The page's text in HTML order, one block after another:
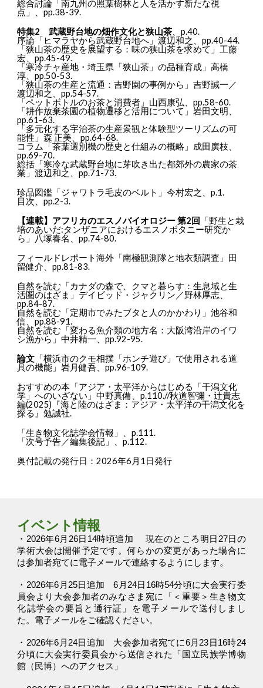
総合討論「南九州の照葉樹林と人を活かす新たな視
点」、pp.38-39.
特集2 武蔵野台地の畑作文化と狭山茶 、p.40.
序論「ヒマラヤから武蔵野台地へ」渡辺和之、pp.40-44.
「狭山茶の歴史を展望する：味の狭山茶を求めて」工藤
宏、pp.45-49.
「寒冷チャ産地・埼玉県「狭山茶」の品種育成」高橋
淳、pp.50-53.
「狭山茶の生産と流通：吉野園の事例から」吉野誠一／
渡辺和之、pp.54-57.
「ペットボトルのお茶と消費者」山西康弘、pp.58-60.
「耕作放棄茶園の植物遷移と活用について」岩田文明、
pp.61-63.
「多元化する宇治茶の生産景観と体験型ツーリズムの可
能性」森 正美、pp.64-68.
コラム「茶葉選別機の歴史と仕組みの概略」成田廣枝、
pp.69-70.
総括「寒冷な武蔵野台地に芽吹き出た都郊外の農家の茶
業」渡辺和之、pp.71-73.
珍品図鑑「ジャワトラ毛皮のベルト」今村宏之、p.1.
目次、pp.2-3.
【連載】アフリカのエスノバイオロジー 第2回
「野生と栽
培のあいだ:タンザニアにおけるエスノボタニー研究か
ら」八塚春名、pp.74-80.
フィールドレポート海外「南極観測隊と地衣類調査」田
留健介、pp.81-83.
自然を読む「カナダの森で、クマと暮らす：生息域と生
活圏のはざま」デイビッド・ジャクリン／野林厚志、
pp.84-87.
自然を読む「定期市でみたブタと人のかかわり」池谷和
信、pp.88-91.
自然を読む「変わる魚介類の地方名：大阪湾沿岸のイワ
シ漁から」中井精一、pp.92-95.
論文 「横浜市のクモ相撲「ホンチ遊び」で使用される道
具の機能」岩月健吾、pp.96-109.
おすすめの本「アジア・太平洋からはじめる「干潟文化
学」へのいざない」中野真備、p.110.//秋道智彌・辻貴志
編(2025)『海と陸のはざま：アジア・太平洋の干潟文化を
探る』勉誠社.
「生き物文化誌学会情報」、p.111.
「次号予告／編集後記」、p.112.
奥付記載の発行日：2026年6月1日発行
イベント情報
・2026年6月26日14時頃追加 現在のところ明日27日の
学術大会は開催予定です。何らかの変更があった場合に
は参加者宛てに電子メールで連絡するようにします。
・2026年6月25日追加6月24日16時54分頃に大会実行委
員会より 大会参加者のみなさま宛に「＜重要＞生き物文
化誌学会の要旨と通行証」を電子メールで送付 しまし
た。電子メールをご確認ください。
・2026年6月24日追加 大会参加者宛てに6月23日16時24
分頃に大会実行委員会から送信された「国立民族学博物
館（民博）へのアクセス」